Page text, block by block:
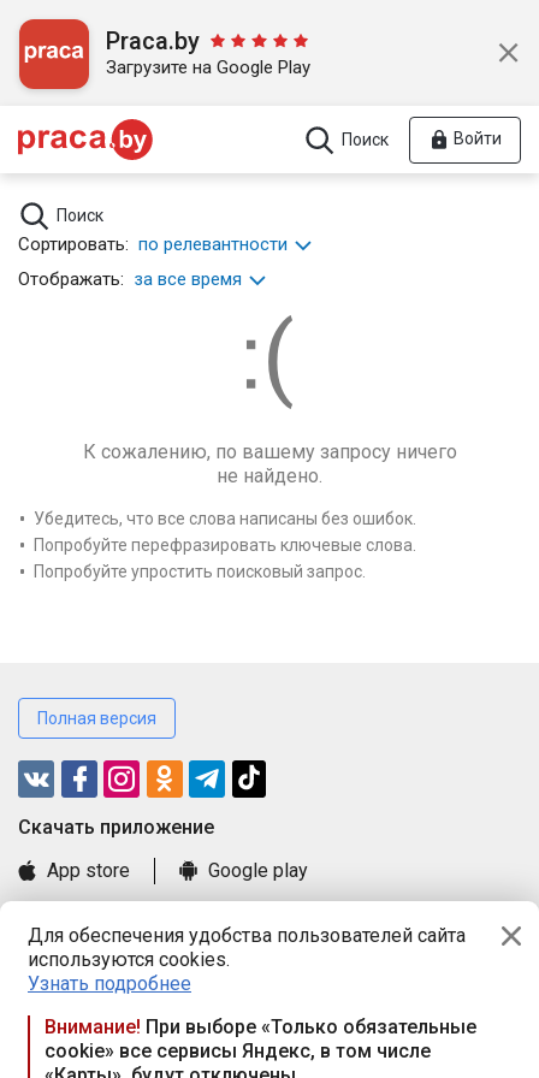
Для обеспечения удобства пользователей сайта
используются cookies.
Узнать подробнее
Внимание! При выборе «Только обязательные
cookie» все сервисы Яндекс, в том числе
Praca.by
Загрузите на Google Play
Поиск Войти
Поиск
Сортировать: по релевантности
Отображать: за все время
К сожалению, по вашему запросу ничего
не найдено.
Убедитесь, что все слова написаны без ошибок.
Попробуйте перефразировать ключевые слова.
Попробуйте упростить поисковый запрос.
Полная версия
Cкачать приложение
App store
Google play
Книга замечаний и предложений
Правила и документы
Praca.by © 2000—2026, ООО «ПРАЦА БАЙ»
Республика Беларусь, 220114, г. Минск, пр-т Независимости
117а, пом. № 9.